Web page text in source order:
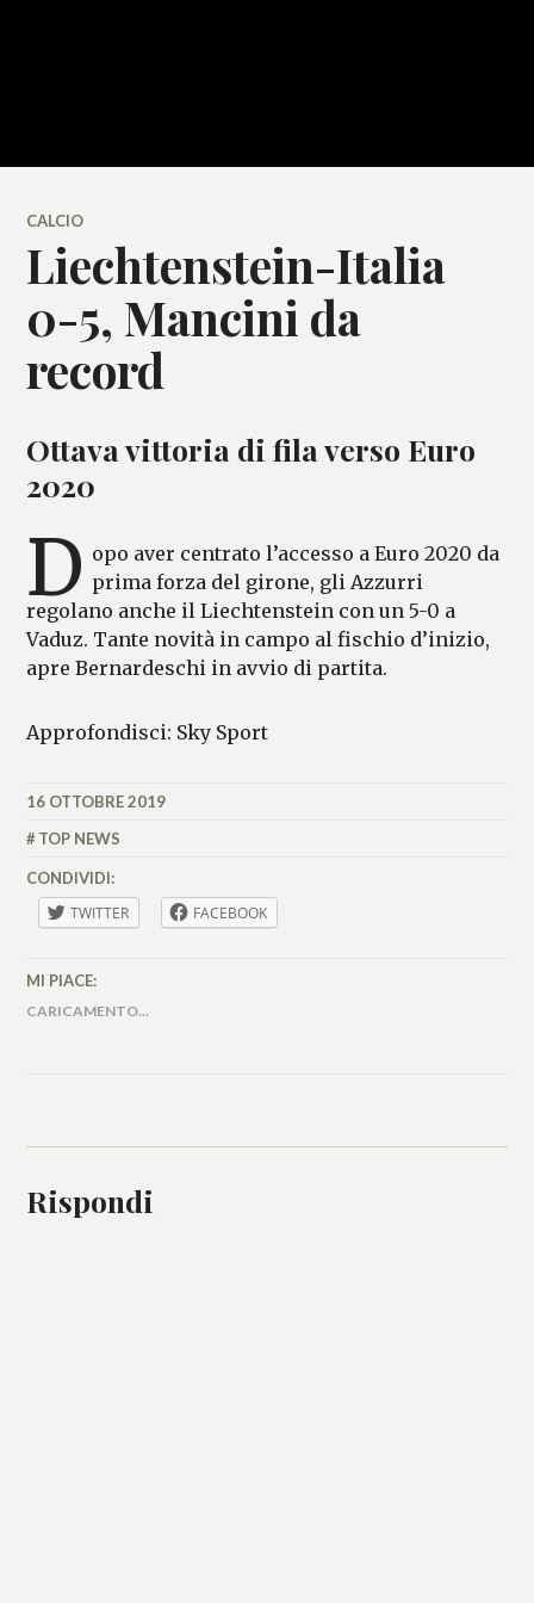
CALCIO
Liechtenstein-Italia
0-5, Mancini da
record
Ottava vittoria di fila verso Euro
2020
D opo aver centrato l’accesso a Euro 2020 da
prima forza del girone, gli Azzurri
regolano anche il Liechtenstein con un 5-0 a
Vaduz. Tante novità in campo al fischio d’inizio,
apre Bernardeschi in avvio di partita.
Approfondisci: Sky Sport
MATTEO
16 OTTOBRE 2019
TOP NEWS
CONDIVIDI:
TWITTER FACEBOOK
MI PIACE:
CARICAMENTO...
Rispondi